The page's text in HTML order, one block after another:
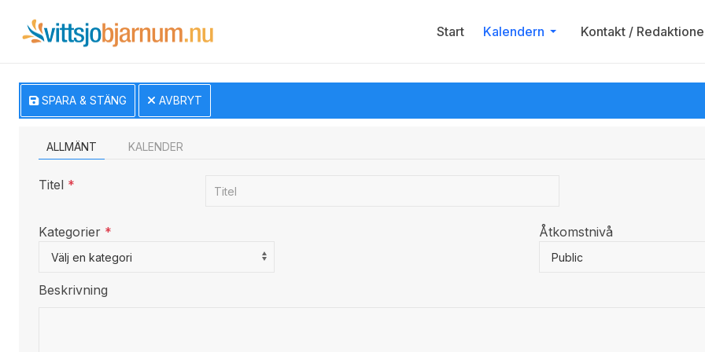
Start Kalendern Kontakt /
SPARA & STÄNG AVBRYT
ALLMÄNT KALENDER
Titel *
Kategorier *
Select a Category to filter list
Välj en kategori
Åtkomstnivå
Public
Beskrivning